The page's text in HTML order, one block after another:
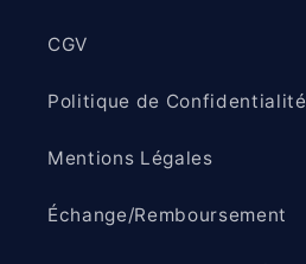
CGV
Politique de Confidentialité
Mentions Légales
Échange/Remboursement